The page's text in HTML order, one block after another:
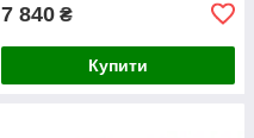
7 840 ₴
Купити